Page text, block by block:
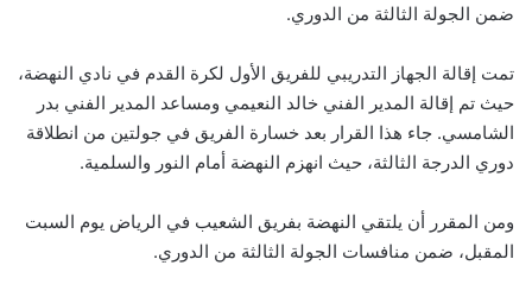
ضمن الجولة الثالثة من الدوري.
تمت إقالة الجهاز التدريبي للفريق الأول لكرة القدم في نادي النهضة،
حيث تم إقالة المدير الفني خالد النعيمي ومساعد المدير الفني بدر
الشامسي. جاء هذا القرار بعد خسارة الفريق في جولتين من انطلاقة
دوري الدرجة الثالثة، حيث انهزم النهضة أمام النور والسلمية.
ومن المقرر أن يلتقي النهضة بفريق الشعيب في الرياض يوم السبت
المقبل، ضمن منافسات الجولة الثالثة من الدوري.